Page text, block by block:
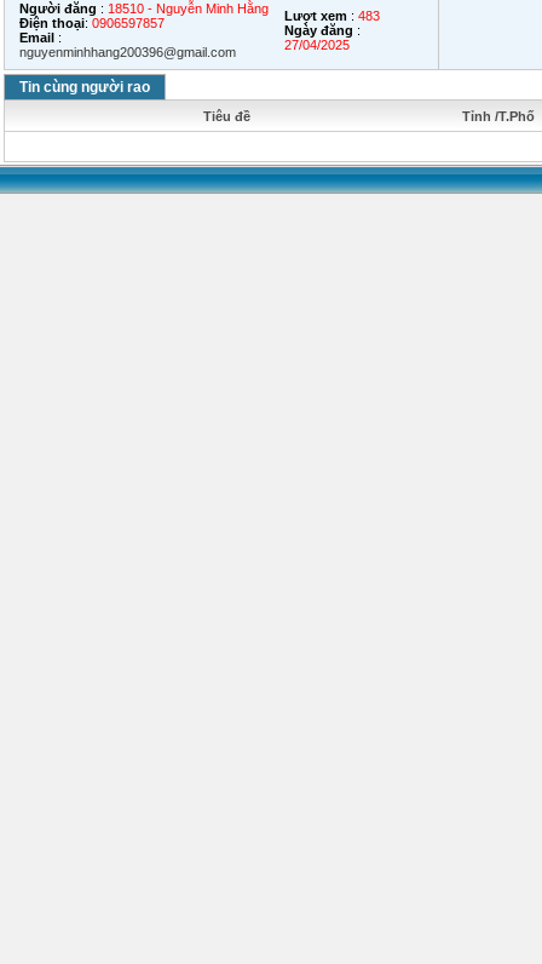
Người đăng : 18510 - Nguyễn Minh Hằng
Điện thoại: 0906597857
Email :
nguyenminhhang200396@gmail.com
Lượt xem : 483
Ngày đăng :
27/04/2025
Tin cùng người rao
Tiêu đề Tỉnh /T.Phố